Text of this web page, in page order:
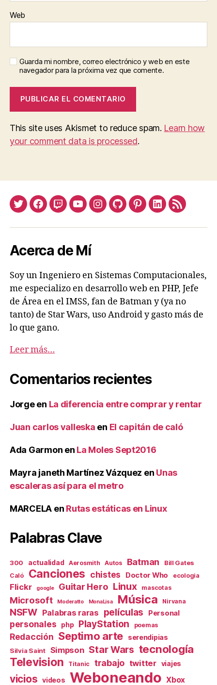
Web
Guarda mi nombre, correo electrónico y web en este
navegador para la próxima vez que comente.
This site uses Akismet to reduce spam. Learn how
your comment data is processed.
TwitterFacebook
TwitchYoutubeInstagram
GithubPinterestLinkedin
Feed
Acerca de Mí
Soy un Ingeniero en Sistemas Computacionales,
me especializo en desarrollo web en PHP, Jefe
de Área en el IMSS, fan de Batman y (ya no
tanto) de Star Wars, uso Android y gasto más de
lo que gano.
Leer más…
Comentarios recientes
Jorgeen La diferencia entre comprar y rentar
Juan carlos valleska en El capitán de caló
Ada Garmon en La Moles Sept2016
Mayra janeth Martínez Vázquez en Unas
escaleras así para el metro
MARCELA en Rutas estáticas en Linux
Palabras Clave
300 actualidad Aerosmith Autos Batman Bill Gates
Caló Canciones chistes Doctor Who ecologia
Flickr google Guitar Hero Linux mascotas
Microsoft Moderatto MonaLisa Música Nirvana
NSFW Palabras raras películas Personal
personales php PlayStation poemas
Redacción Septimo arte serendipias
Silvia Saint Simpson Star Wars tecnología
Television Titanic trabajo twitter viajes
vicios videos Weboneando Xbox